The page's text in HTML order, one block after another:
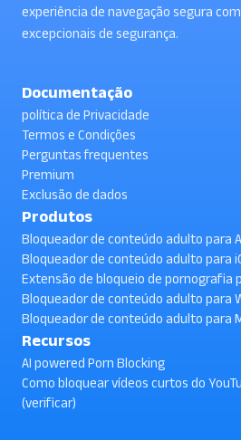
experiência de navegação segura
excepcionais de segurança.
Documentação
política de Privacidade
Termos e Condições
Perguntas frequentes
Premium
Exclusão de dados
Produtos
Bloqueador de conteúdo adulto para
Bloqueador de conteúdo adulto para
Extensão de bloqueio de pornografia
Bloqueador de conteúdo adulto para
Bloqueador de conteúdo adulto para
Recursos
AI powered Porn Blocking
Como bloquear vídeos curtos do
(verificar)